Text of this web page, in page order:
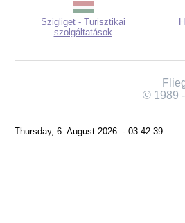
Szigliget - Turisztikai
szolgáltatások
© 1989
Thursday, 6. August 2026. - 03:42:39